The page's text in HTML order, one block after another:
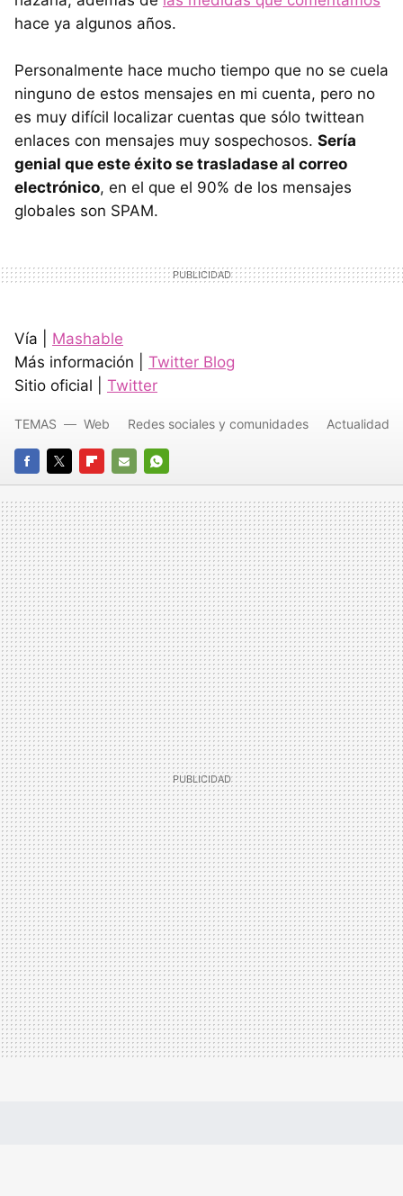
hace ya algunos años.
Personalmente hace mucho tiempo que no se cuela
ninguno de estos mensajes en mi cuenta, pero no
es muy difícil localizar cuentas que sólo twittean
enlaces con mensajes muy sospechosos. Sería
genial que este éxito se trasladase al correo
electrónico, en el que el 90% de los mensajes
globales son SPAM.
Vía | Mashable
Más información | Twitter Blog
Sitio oficial | Twitter
FACEBOOK
TWITTERFLIPBOARD
E-
MAIL
WHATSAPP
TEMAS Web Redes sociales y comunidades Actualidad